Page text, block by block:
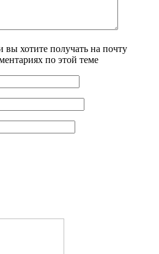
вы хотите получать на почту
по этой теме